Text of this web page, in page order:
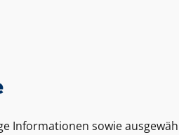
Informationen sowie